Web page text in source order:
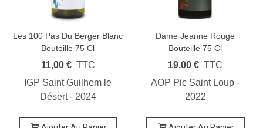
Les 100 Pas Du Berger Blanc
Bouteille 75 Cl
11,00 € TTC
IGP Saint Guilhem le
Désert - 2024
Dame Jeanne Rouge
Bouteille 75 Cl
19,00 € TTC
AOP Pic Saint Loup -
2022